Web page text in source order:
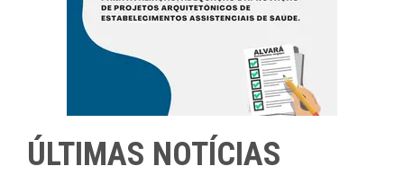
ÚLTIMAS NOTÍCIAS